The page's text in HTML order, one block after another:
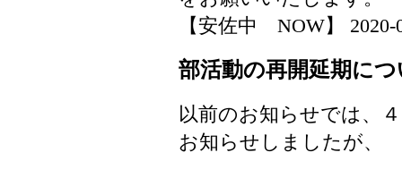
【安佐中 NOW】 2020-
部活動の再開延期に
以前のお知らせでは、
お知らせしましたが、